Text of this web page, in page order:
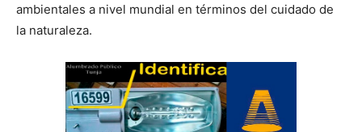
ambientales a nivel mundial en términos del cuidado de
la naturaleza.